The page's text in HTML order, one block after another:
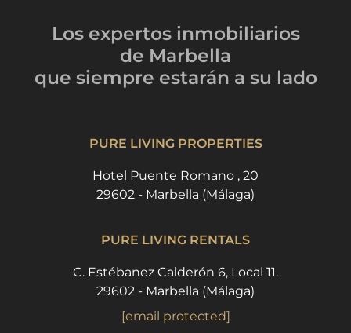
Los expertos inmobiliarios
de Marbella
que siempre estarán a su lado
PURE LIVING PROPERTIES
Hotel Puente Romano , 20
29602 - Marbella (Málaga)
PURE LIVING RENTALS
C. Estébanez Calderón 6, Local 11.
29602 - Marbella (Málaga)
[email protected]